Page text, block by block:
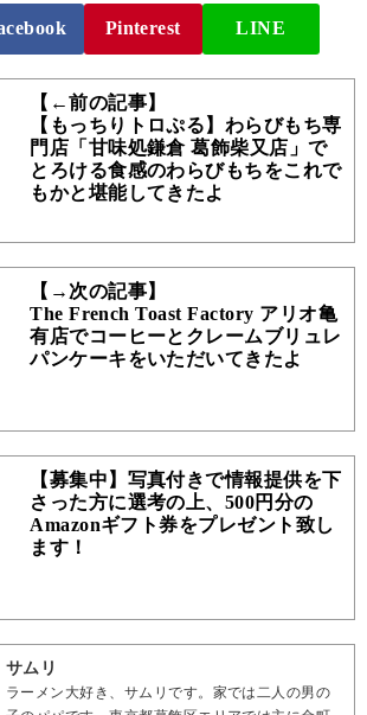
Pinterest LINE
【←前の記事】
【もっちりトロぷる】わらびもち専
門店「甘味処鎌倉 葛飾柴又店」で
とろける食感のわらびもちをこれで
もかと堪能してきたよ
【→次の記事】
The French Toast Factory アリオ亀
有店でコーヒーとクレームブリュレ
パンケーキをいただいてきたよ
【募集中】写真付きで情報提供を下
さった方に選考の上、500円分の
Amazonギフト券をプレゼント致し
ます！
サムリ
ラーメン大好き、サムリです。家では二人の男の